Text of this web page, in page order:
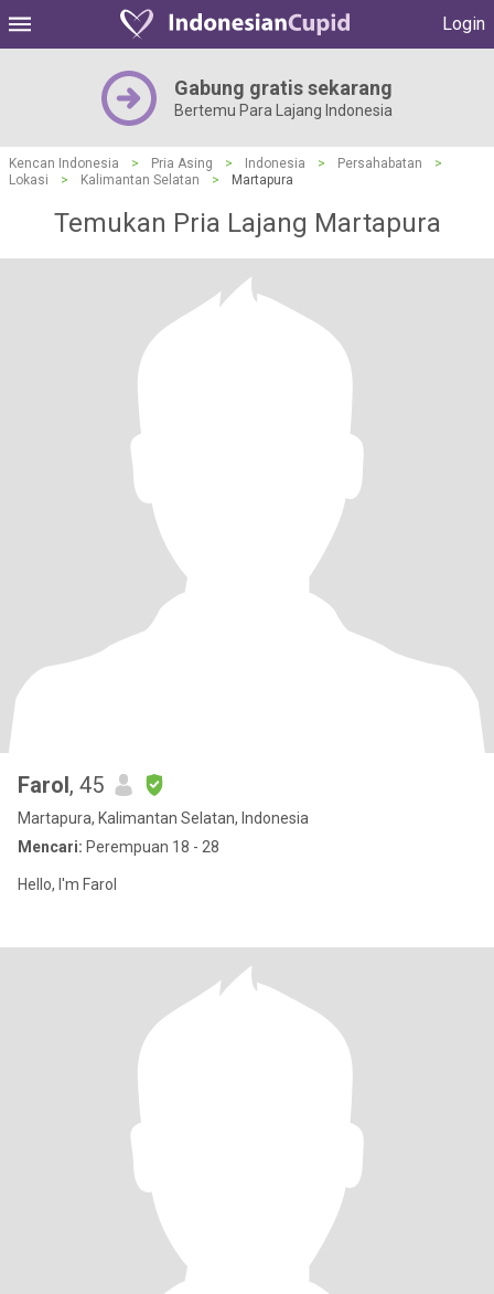
Login
Gabung gratis sekarang
Bertemu Para Lajang Indonesia
Kencan Indonesia > Pria Asing > Indonesia > Persahabatan
>
Lokasi
> Kalimantan Selatan > Martapura
Temukan Pria Lajang Martapura
Farol, 45
Martapura, Kalimantan Selatan, Indonesia
Mencari: Perempuan 18 - 28
Hello, I'm Farol